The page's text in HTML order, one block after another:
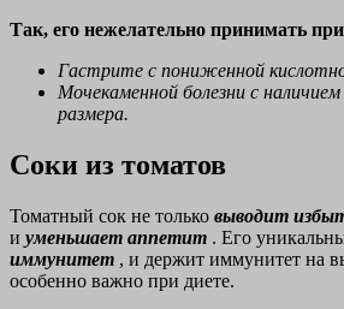
Так, его нежелательно принимать
Гастрите с пониженной
Мочекаменной болезни с
размера.
Соки из томатов
Томатный сок не только выводит
и уменьшает аппетит . Его
иммунитет , и держит иммунитет на
особенно важно при диете.